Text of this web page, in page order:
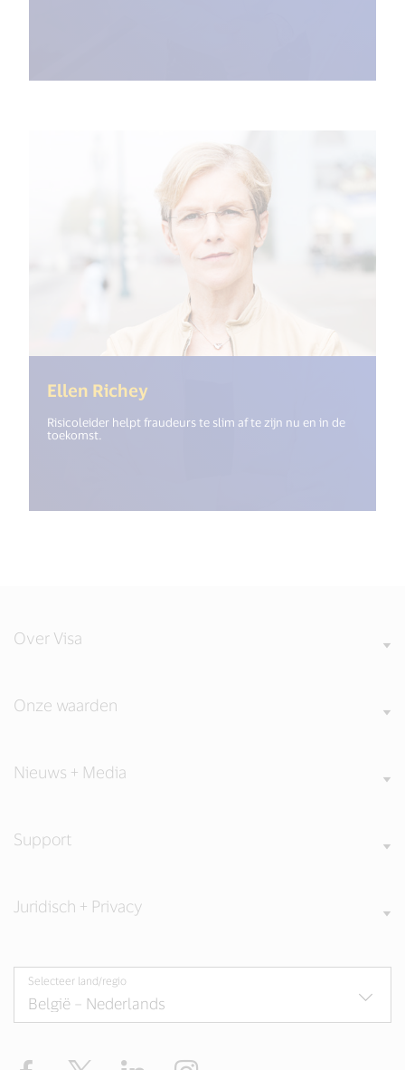
Ellen Richey
Risicoleider helpt fraudeurs te slim af te zijn nu en in de
toekomst.
Over Visa
Onze waarden
Nieuws + Media
Support
Juridisch + Privacy
Selecteer land/regio